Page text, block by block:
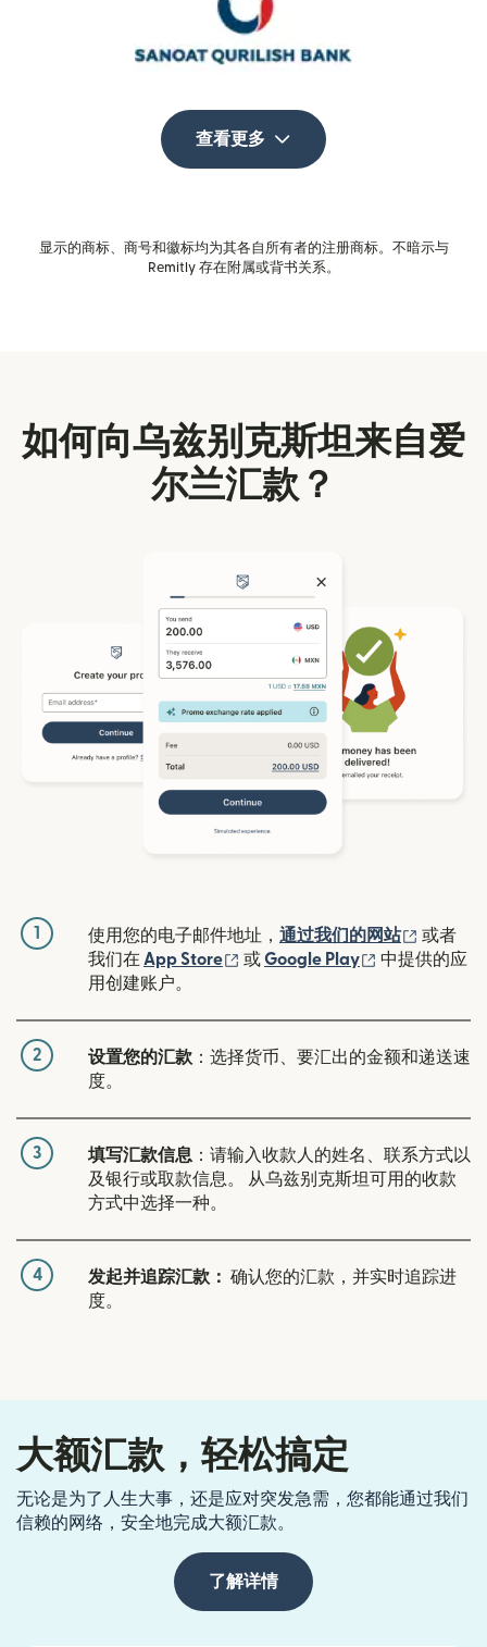
查看更多
显示的商标、商号和徽标均为其各自所有者的注册商标。不暗示与
Remitly 存在附属或背书关系。
如何向乌兹别克斯坦来自爱
尔兰汇款？
1 使用您的电子邮件地址， 通过我们的网站 （在新
或者
我们在 App Store （在新窗口中打开）
或Google Play （在新窗口中
中提供的应
用创建账户。
2 设置您的汇款 ：选择货币、要汇出的金额和递送速
度。
3 填写汇款信息 ：请输入收款人的姓名、联系方式以
及银行或取款信息。 从乌兹别克斯坦可用的收款
方式中选择一种。
4 发起并追踪汇款： 确认您的汇款，并实时追踪进
度。
大额汇款，轻松搞定
无论是为了人生大事，还是应对突发急需，您都能通过我们
信赖的网络，安全地完成大额汇款。
了解详情